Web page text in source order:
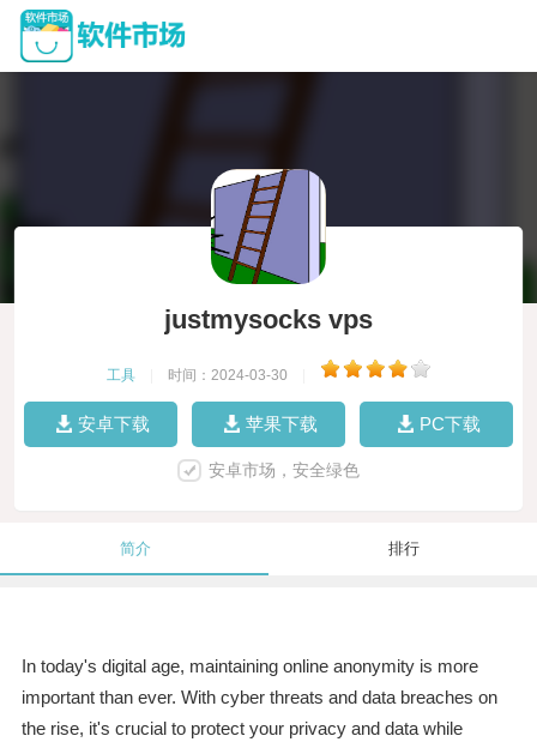
justmysocks vps
工具 时间：2024-03-30
安卓下载 苹果下载 PC下载
安卓市场，安全绿色
简介 排行
In today's digital age, maintaining online anonymity is more
important than ever. With cyber threats and data breaches on
the rise, it's crucial to protect your privacy and data while